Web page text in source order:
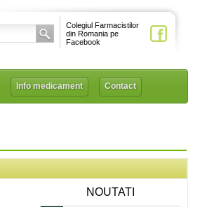
Colegiul Farmacistilor
din Romania pe
Facebook
Info medicament Contact
NOUTATI